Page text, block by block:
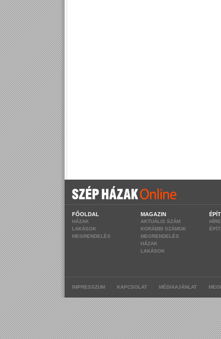
FŐOLDAL
HÁZAK
LAKÁSOK
MEGRENDELÉS
MAGAZIN
AKTUÁLIS SZÁM
KORÁBBI SZÁMOK
MEGRENDELÉS
HÁZAK
LAKÁSOK
IMPRESSZUM KAPCSOLAT MÉDIAAJÁNLAT